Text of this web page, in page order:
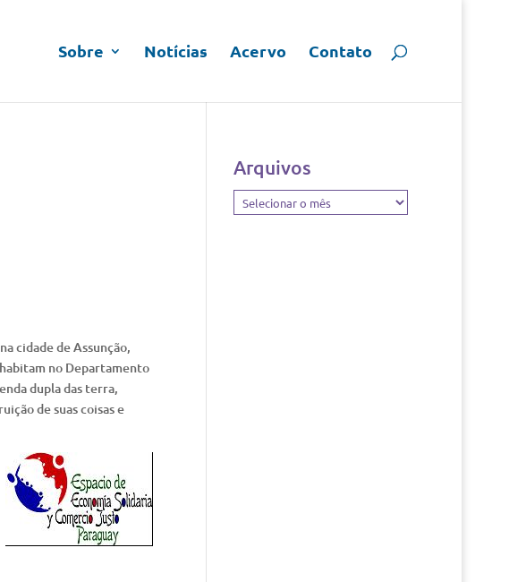
Sobre Notícias Acervo Contato
cidade de Assunção,
no Departamento
dupla das terra,
de suas coisas e
Arquivos
Arquivos